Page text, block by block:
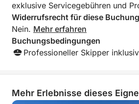
- Güigüí-Strand: Unberührte
Abschalten. - Puerto de Mogán:
Küche.
- Unzählige Möglichkeiten:
- Entdecken Sie versteckte
- Gehen Sie schnorcheln.
exklusive Servicegebühren und
Widerrufsrecht für diese
Nein. Mehr erfahren
Buchungsbedingungen
Professioneller Skipper
Mehr Erlebnisse dieses